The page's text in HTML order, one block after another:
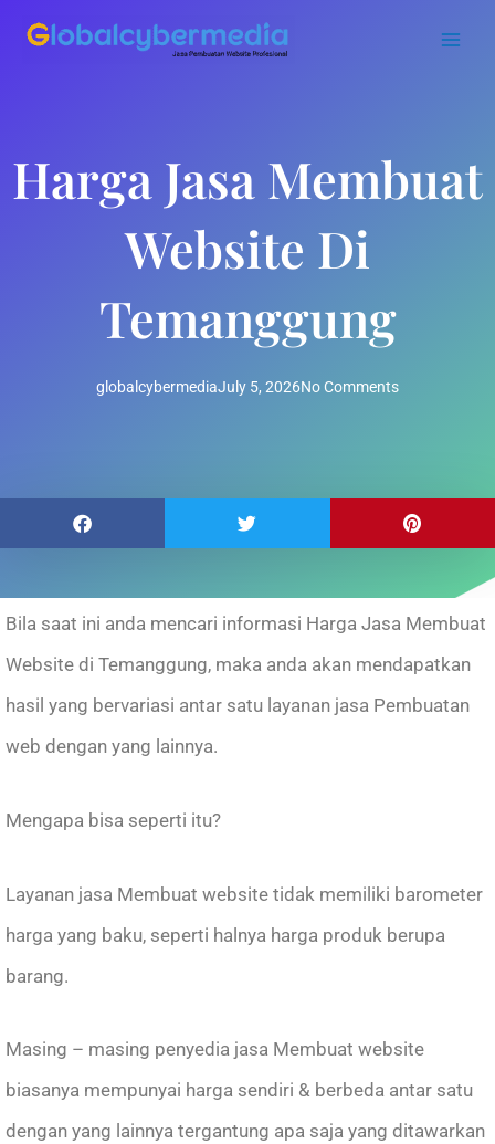
Harga Jasa Membuat
Website Di
Temanggung
globalcybermediaJuly 5, 2026No Comments
Bila saat ini anda mencari informasi Harga Jasa Membuat
Website di Temanggung, maka anda akan mendapatkan
hasil yang bervariasi antar satu layanan jasa Pembuatan
web dengan yang lainnya.
Mengapa bisa seperti itu?
Layanan jasa Membuat website tidak memiliki barometer
harga yang baku, seperti halnya harga produk berupa
barang.
Masing – masing penyedia jasa Membuat website
biasanya mempunyai harga sendiri & berbeda antar satu
dengan yang lainnya tergantung apa saja yang ditawarkan